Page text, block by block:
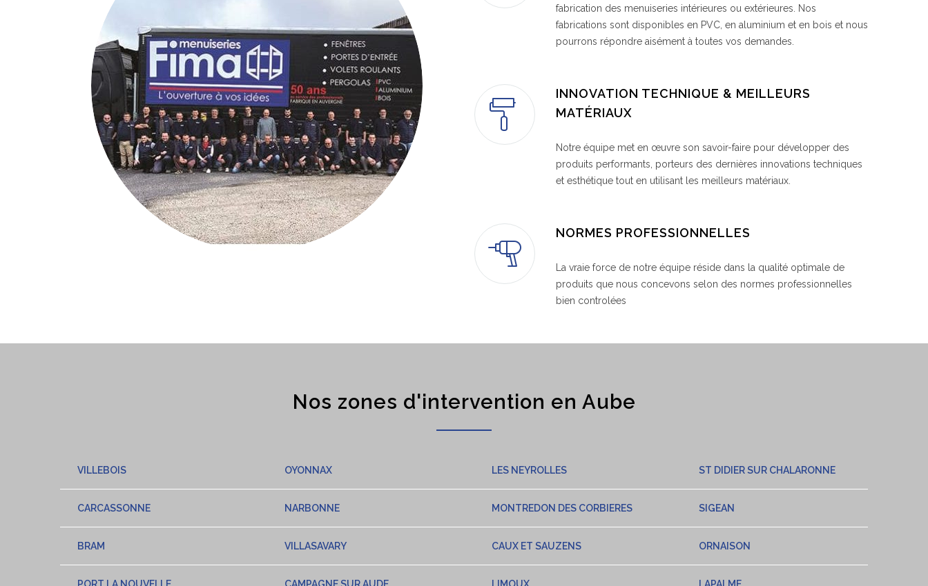
fabrication des menuiseries intérieures ou extérieures. Nos
fabrications sont disponibles en PVC, en aluminium et en bois et nous
pourrons répondre aisément à toutes vos demandes.
INNOVATION TECHNIQUE & MEILLEURS
MATÉRIAUX
Notre équipe met en œuvre son savoir-faire pour développer des
produits performants, porteurs des dernières innovations techniques
et esthétique tout en utilisant les meilleurs matériaux.
NORMES PROFESSIONNELLES
La vraie force de notre équipe réside dans la qualité optimale de
produits que nous concevons selon des normes professionnelles
bien controlées
Nos zones d'intervention en Aube
VILLEBOIS OYONNAX LES NEYROLLES ST DIDIER SUR CHALARONNE
CARCASSONNE NARBONNE MONTREDON DES CORBIERES SIGEAN
BRAM VILLASAVARY CAUX ET SAUZENS ORNAISON